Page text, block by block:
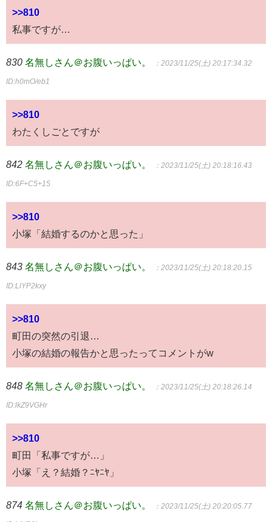
>>810
私事ですが…
830 名無しさん＠お腹いっぱい。 ：2023/11/25(土) 20:17:34.32
ID:h0mO/eb1
>>810
わたくしごとですが
842 名無しさん＠お腹いっぱい。 ：2023/11/25(土) 20:18:16.43
ID:6F+C5+15
>>810
小塚「結婚するのかと思った」
843 名無しさん＠お腹いっぱい。 ：2023/11/25(土) 20:18:20.15
ID:LlYP2kxy
>>810
町田の突然の引退…
小塚の結婚の報告かと思ったってコメントがw
848 名無しさん＠お腹いっぱい。 ：2023/11/25(土) 20:18:26.14
ID:lkZ9VGHr
>>810
町田「私事ですが…」
小塚「え？結婚？ﾆﾔﾆﾔ」
874 名無しさん＠お腹いっぱい。 ：2023/11/25(土) 20:20:05.77